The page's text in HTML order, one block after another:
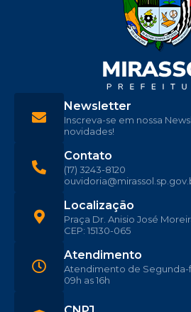
Localização
Praça Dr. Anisio José
CEP: 15130-065
Contato
(17) 3243-8120
Atendimento
Atendimento de Segunda-
09h as 16h
Newsletter
Inscreva-se em nossa
novidades!